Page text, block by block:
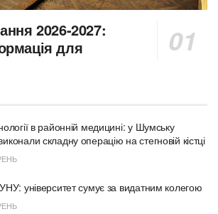
2026-2027:
для
в районній медицині: у Шумську
складну операцію на стегновій кістці
університет сумує за видатним колегою